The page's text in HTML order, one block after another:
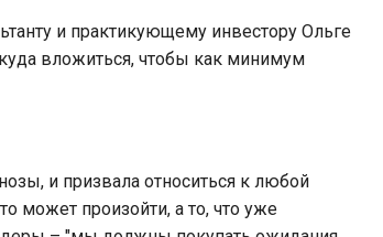
и практикующему инвестору Ольге
вложиться, чтобы как минимум
и призвала относиться к любой
может произойти, а то, что уже